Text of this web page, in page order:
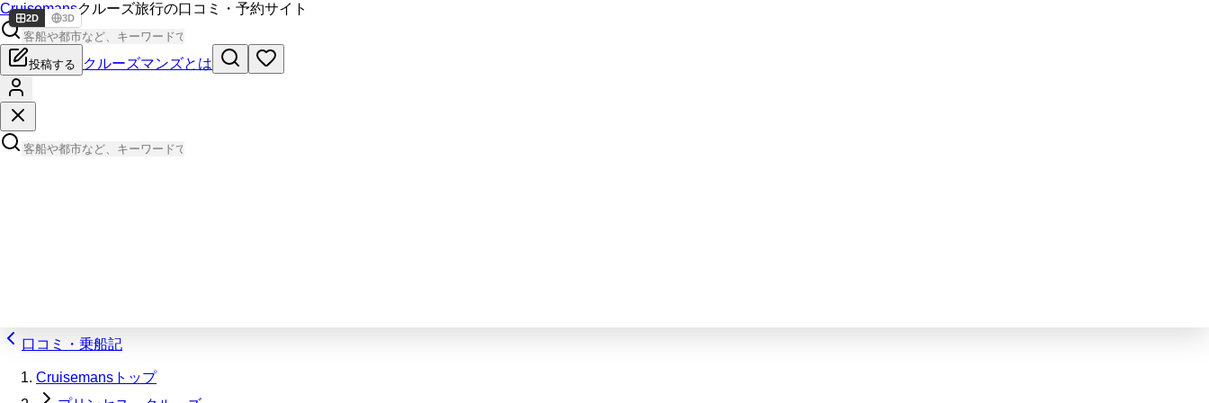
Cruisemansクルーズ旅行の口コミ・予約サイト
投稿する クルーズマンズとは
口コミ・乗船記
Cruisemansトップ
2D 3D